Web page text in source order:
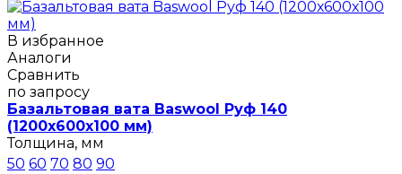
В избранное
Аналоги
Сравнить
по запросу
Базальтовая вата Baswool Руф 140
(1200х600х100 мм)
Толщина, мм
50 60 70 80 90